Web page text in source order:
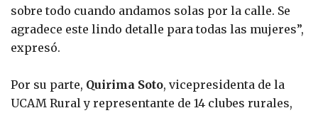
sobre todo cuando andamos solas por la calle. Se
agradece este lindo detalle para todas las mujeres”,
expresó.
Por su parte, Quirima Soto, vicepresidenta de la
UCAM Rural y representante de 14 clubes rurales,